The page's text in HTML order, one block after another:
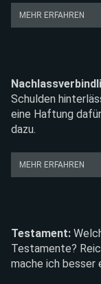
MEHR ERFAHREN
Schulden
eine Haftung
dazu.
MEHR ERFAHREN
Testament
Testamente?
mache ich besser